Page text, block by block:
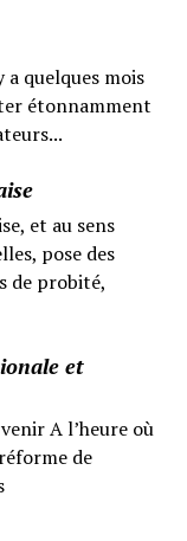
a quelques mois
étonnamment
et au sens
pose des
de probité,
et
A l’heure où
de